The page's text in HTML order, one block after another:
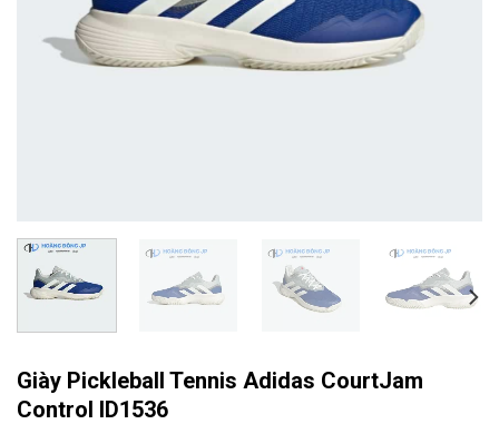
Giày Pickleball Tennis Adidas CourtJam
Control ID1536